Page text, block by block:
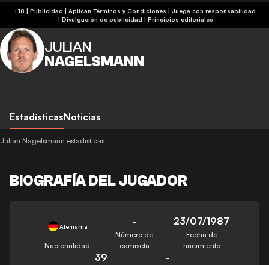
+18 | Publicidad | Aplican Términos y Condiciones | Juega con responsabilidad
| Divulgación de publicidad | Principios editoriales
JULIAN
NAGELSMANN
EstadísticasNoticias
Julian Nagelsmann estadísticas
BIOGRAFÍA DEL JUGADOR
Alemania
Nacionalidad
-
Número de
camiseta
23/07/1987
Fecha de
nacimiento
39 -